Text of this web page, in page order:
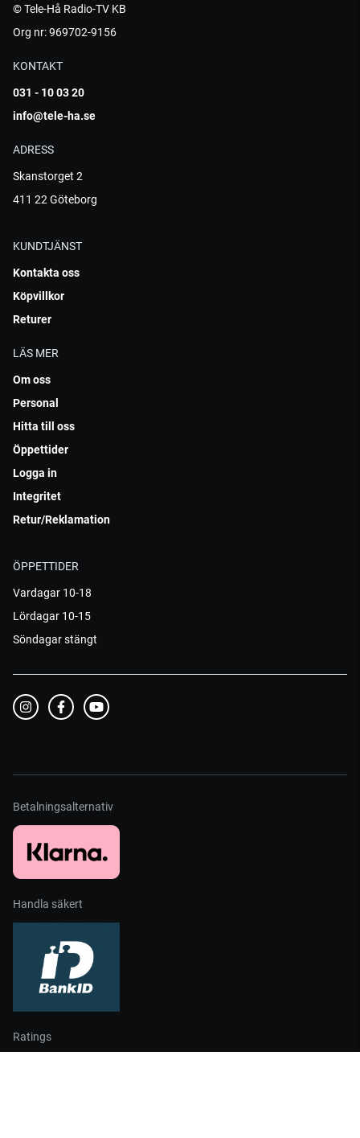
© Tele-Hå Radio-TV KB
Org nr: 969702-9156
KONTAKT
031 - 10 03 20
info@tele-ha.se
ADRESS
Skanstorget 2
411 22 Göteborg
KUNDTJÄNST
Kontakta oss
Köpvillkor
Returer
LÄS MER
Om oss
Personal
Hitta till oss
Öppettider
Logga in
Integritet
Retur/Reklamation
ÖPPETTIDER
Vardagar 10-18
Lördagar 10-15
Söndagar stängt
Betalningsalternativ
Handla säkert
Ratings